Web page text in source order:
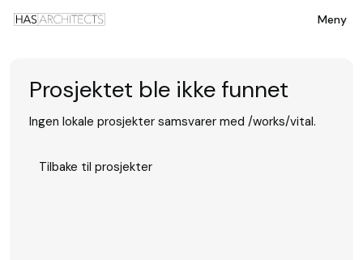
Meny
Prosjektet ble ikke funnet
Ingen lokale prosjekter samsvarer med /works/vital.
Tilbake til prosjekter